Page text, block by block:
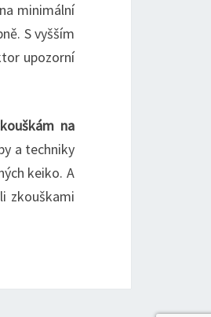
minimální
S vyšším
upozorní
na
a techniky
keiko. A
zkouškami